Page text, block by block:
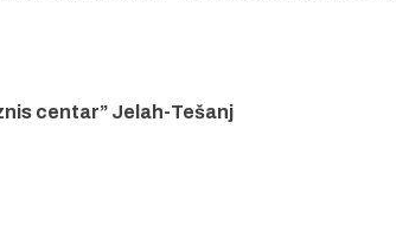
centar” Jelah-Tešanj